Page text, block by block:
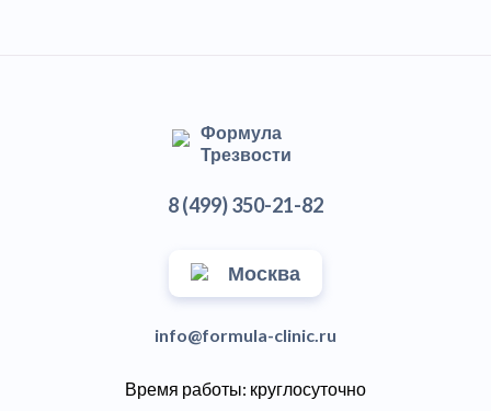
Формула
Трезвости
8 (499) 350-21-82
Москва
info@formula-clinic.ru
Время работы: круглосуточно